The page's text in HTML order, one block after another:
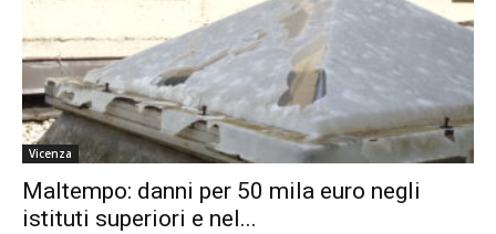
Vicenza
Maltempo: danni per 50 mila euro negli
istituti superiori e nel...